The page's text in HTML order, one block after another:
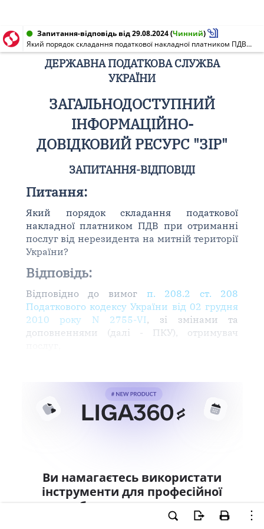
Запитання-відповідь від 29.08.2024(Чинний)
Який порядок складання податкової накладної платником ПДВ при отриманні послуг від нерезидента на митній території України?
ДЕРЖАВНА ПОДАТКОВА СЛУЖБА
УКРАЇНИ
ЗАГАЛЬНОДОСТУПНИЙ
ІНФОРМАЦІЙНО-
ДОВІДКОВИЙ РЕСУРС "ЗІР"
ЗАПИТАННЯ-ВІДПОВІДІ
Питання:
Який порядок складання податкової
накладної платником ПДВ при отриманні
послуг від нерезидента на митній території
України?
Відповідь:
Відповідно до вимог п. 208.2 ст. 208
Податкового кодексу України від 02 грудня
2010 року N 2755-VI, зі змінами та
доповненнями (далі - ПКУ), отримувач
Ви намагаєтесь використати
інструменти для професійної
роботи з документом.
Ці можливості доступні тільки користувачам